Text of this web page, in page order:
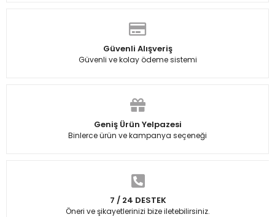
Güvenli Alışveriş
Güvenli ve kolay ödeme sistemi
Geniş Ürün Yelpazesi
Binlerce ürün ve kampanya seçeneği
7 / 24 DESTEK
Öneri ve şikayetlerinizi bize iletebilirsiniz.